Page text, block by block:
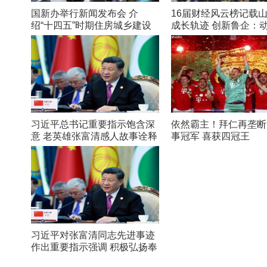
国新办举行新闻发布会 介
绍“十四五”时期住房城乡建设
高质量发展成就
16届财经风云榜记载
成长轨迹 创新鲁企：
在路上
习近平总书记重要指示饱含深
意 老英雄张富清感人故事诠释
初心
依然霸主！拜仁再垄
事冠军 喜获四冠王
习近平对张富清同志先进事迹
作出重要指示强调 积极弘扬奉